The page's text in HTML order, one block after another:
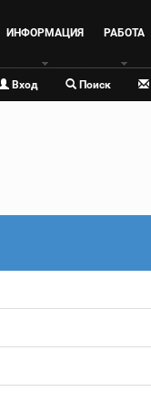
ИНФОРМАЦИЯ РАБОТА
Вход Поиск